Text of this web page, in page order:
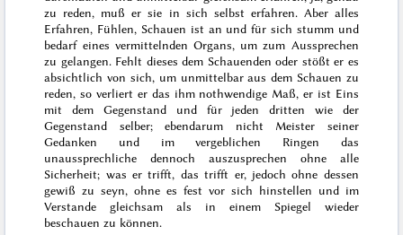
zu reden, muß er sie in sich selbst erfahren. Aber alles
Erfahren, Fühlen, Schauen ist an und für sich stumm und
bedarf eines vermittelnden Organs, um zum Aussprechen
zu gelangen. Fehlt dieses dem Schauenden oder stößt er es
absichtlich von sich, um unmittelbar aus dem Schauen zu
reden, so verliert er das ihm nothwendige Maß, er ist Eins
mit dem Gegenstand und für jeden dritten wie der
Gegenstand selber; ebendarum nicht Meister seiner
Gedanken und im vergeblichen Ringen das
unaussprechliche dennoch auszusprechen ohne alle
Sicherheit; was er trifft, das trifft er, jedoch ohne dessen
gewiß zu seyn, ohne es fest vor sich hinstellen und im
Verstande gleichsam als in einem Spiegel wieder
beschauen zu können.